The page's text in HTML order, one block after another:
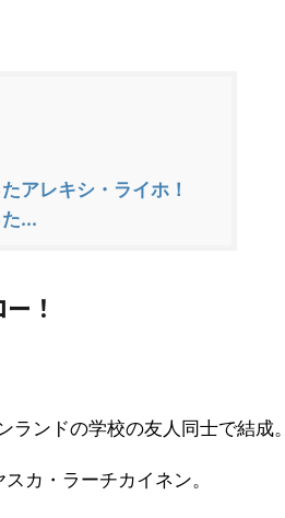
アレキシ・ライホ！
...
！
ランドの学校の友人同士で結成。
カ・ラーチカイネン。